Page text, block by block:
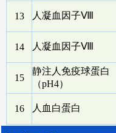
13 人凝血因子Ⅷ
14 人凝血因子Ⅷ
15
静注人免疫球蛋白
（pH4）
16 人血白蛋白